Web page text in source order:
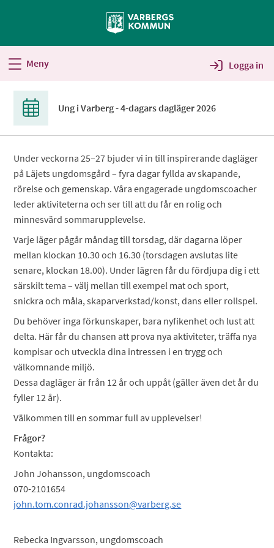
Självservice
kommun
Meny Logga in
Ung i Varberg - 4-dagars dagläger 2026
Under veckorna 25–27 bjuder vi in till inspirerande dagläger
på Läjets ungdomsgård – fyra dagar fyllda av skapande,
rörelse och gemenskap. Våra engagerade ungdomscoacher
leder aktiviteterna och ser till att du får en rolig och
minnesvärd sommarupplevelse.
Varje läger pågår måndag till torsdag, där dagarna löper
mellan klockan 10.30 och 16.30 (torsdagen avslutas lite
senare, klockan 18.00). Under lägren får du fördjupa dig i ett
särskilt tema – välj mellan till exempel mat och sport,
snickra och måla, skaparverkstad/konst, dans eller rollspel.
Du behöver inga förkunskaper, bara nyfikenhet och lust att
delta. Här får du chansen att prova nya aktiviteter, träffa nya
kompisar och utveckla dina intressen i en trygg och
välkomnande miljö.
Dessa dagläger är från 12 år och uppåt (gäller även det år du
fyller 12 år).
Välkommen till en sommar full av upplevelser!
Frågor?
Kontakta:
John Johansson, ungdomscoach
070-2101654
john.tom.conrad.johansson@varberg.se
Rebecka Ingvarsson, ungdomscoach